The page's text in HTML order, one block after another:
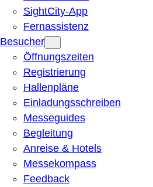
SightCity-App
Fernassistenz
Besucher
Öffnungszeiten
Registrierung
Hallenpläne
Einladungsschreiben
Messeguides
Begleitung
Anreise & Hotels
Messekompass
Feedback